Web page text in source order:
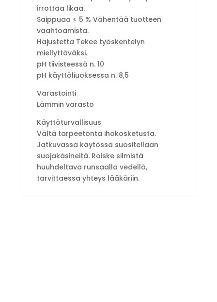
irrottaa likaa.
Saippuaa < 5 % Vähentää tuotteen
vaahtoamista.
Hajustetta Tekee työskentelyn
miellyttäväksi.
pH tiivisteessä n. 10
pH käyttöliuoksessa n. 8,5
Varastointi
Lämmin varasto
Käyttöturvallisuus
Vältä tarpeetonta ihokosketusta.
Jatkuvassa käytössä suositellaan
suojakäsineitä. Roiske silmistä
huuhdeltava runsaalla vedellä,
tarvittaessa yhteys lääkäriin.